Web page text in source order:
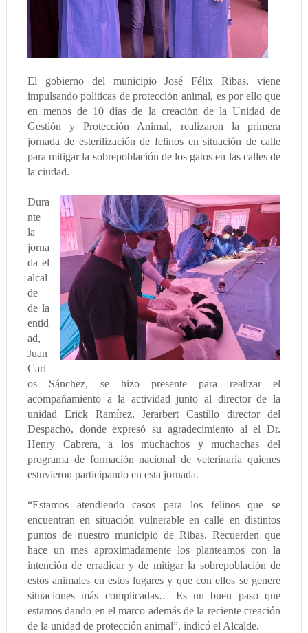
El gobierno del municipio José Félix Ribas, viene
impulsando políticas de protección animal, es por ello que
en menos de 10 días de la creación de la Unidad de
Gestión y Protección Animal, realizaron la primera
jornada de esterilización de felinos en situación de calle
para mitigar la sobrepoblación de los gatos en las calles de
la ciudad.
Dura
nte
la
jorna
da el
alcal
de
de la
entid
ad,
Juan
Carl
os Sánchez, se hizo presente para realizar el
acompañamiento a la actividad junto al director de la
unidad Erick Ramírez, Jerarbert Castillo director del
Despacho, donde expresó su agradecimiento al el Dr.
Henry Cabrera, a los muchachos y muchachas del
programa de formación nacional de veterinaria quienes
estuvieron participando en esta jornada.
“Estamos atendiendo casos para los felinos que se
encuentran en situación vulnerable en calle en distintos
puntos de nuestro municipio de Ribas. Recuerden que
hace un mes aproximadamente los planteamos con la
intención de erradicar y de mitigar la sobrepoblación de
estos animales en estos lugares y que con ellos se genere
situaciones más complicadas… Es un buen paso que
estamos dando en el marco además de la reciente creación
de la unidad de protección animal”, indicó el Alcalde.